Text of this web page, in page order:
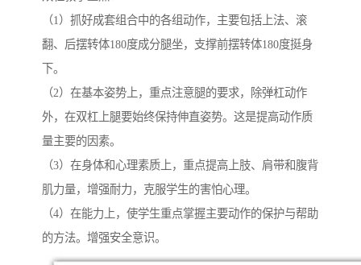
（1）抓好成套组合中的各组动作，主要包括上法、滚
翻、后摆转体180度成分腿坐，支撑前摆转体180度挺身
下。
（2）在基本姿势上，重点注意腿的要求，除弹杠动作
外，在双杠上腿要始终保持伸直姿势。这是提高动作质
量主要的因素。
（3）在身体和心理素质上，重点提高上肢、肩带和腹背
肌力量，增强耐力，克服学生的害怕心理。
（4）在能力上，使学生重点掌握主要动作的保护与帮助
的方法。增强安全意识。